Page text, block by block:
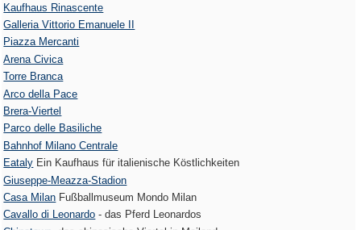
Kaufhaus Rinascente
Galleria Vittorio Emanuele II
Piazza Mercanti
Arena Civica
Torre Branca
Arco della Pace
Brera-Viertel
Parco delle Basiliche
Bahnhof Milano Centrale
Eataly Ein Kaufhaus für italienische Köstlichkeiten
Giuseppe-Meazza-Stadion
Casa Milan Fußballmuseum Mondo Milan
Cavallo di Leonardo - das Pferd Leonardos